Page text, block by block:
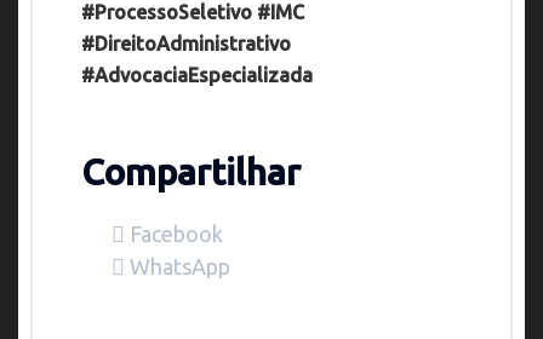
#ProcessoSeletivo #IMC
#DireitoAdministrativo
#AdvocaciaEspecializada
Compartilhar
Facebook
WhatsApp